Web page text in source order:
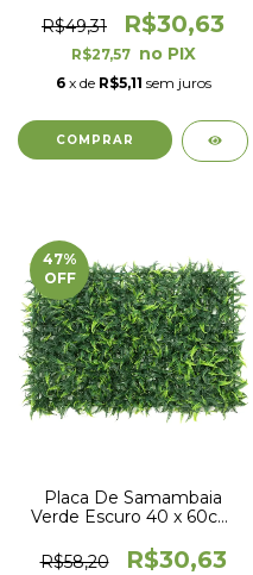
Vertical
R$49,31 R$30,63
R$27,57
6 x de R$5,11 sem juros
47%
OFF
Placa De Samambaia
Verde Escuro 40 x 60cm
Vertical
R$58,20 R$30,63